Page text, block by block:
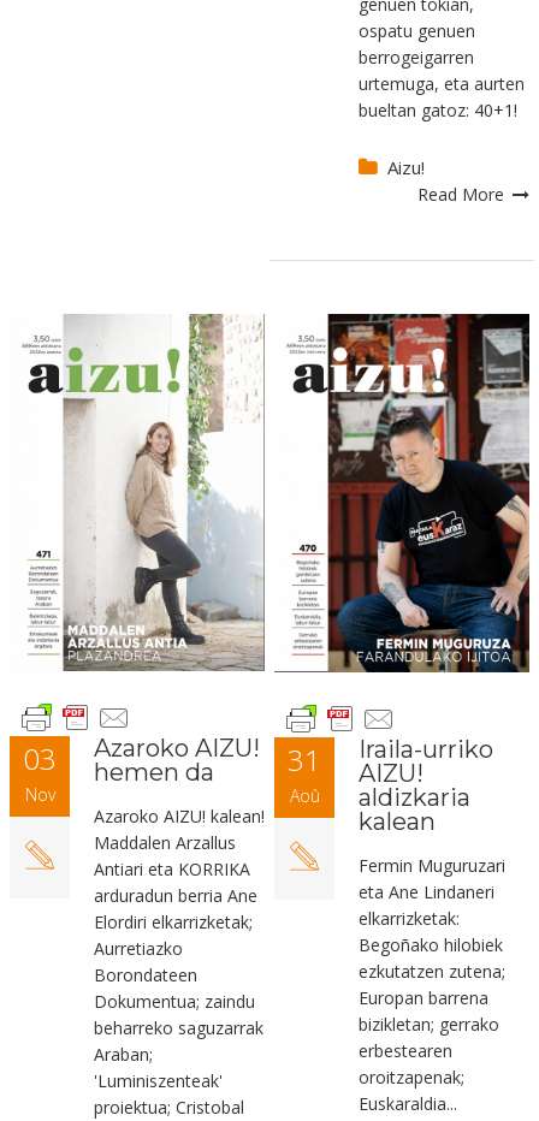
ospatu genuen
berrogeigarren
urtemuga, eta aurten
bueltan gatoz: 40+1!
Aizu!
Read More
03
Nov
Azaroko AIZU!
hemen da
Azaroko AIZU! kalean!
Maddalen Arzallus
Antiari eta KORRIKA
arduradun berria Ane
Elordiri elkarrizketak;
Aurretiazko
Borondateen
Dokumentua; zaindu
beharreko saguzarrak
Araban;
'Luminiszenteak'
proiektua; Cristobal
31
Aoû
Iraila-urriko
AIZU!
aldizkaria
kalean
Fermin Muguruzari
eta Ane Lindaneri
elkarrizketak:
Begoñako hilobiek
ezkutatzen zutena;
Europan barrena
bizikletan; gerrako
erbestearen
oroitzapenak;
Euskaraldia...